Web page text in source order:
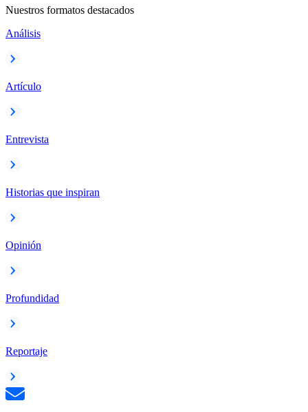
Nuestros formatos destacados
Análisis
Artículo
Entrevista
Historias que inspiran
Opinión
Profundidad
Reportaje